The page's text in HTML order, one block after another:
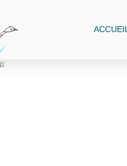
ACCUEIL